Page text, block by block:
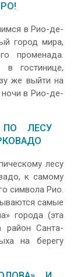
в Рио-де-
город мира,
променада.
гостинице,
же выйти на
ночи в Рио-де-
ЛЕСУ
лесу
к самому
символа Рио.
самые
города (эта
район Санта-
на берегу